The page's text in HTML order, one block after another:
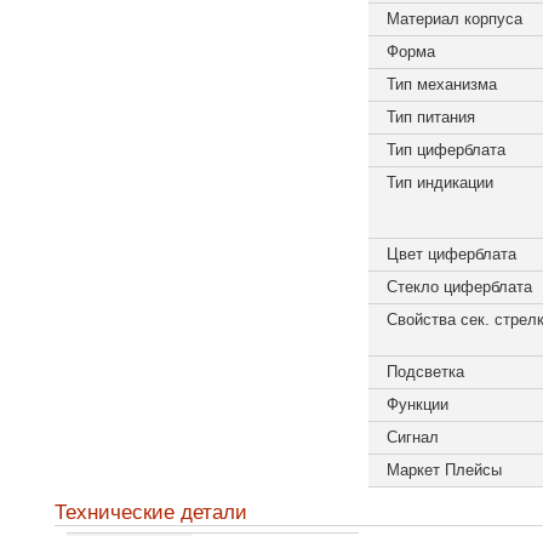
Материал корпуса
Форма
Тип механизма
Тип питания
Тип циферблата
Тип индикации
Цвет циферблата
Стекло циферблата
Свойства сек.
Подсветка
Функции
Сигнал
Маркет Плейсы
Технические детали